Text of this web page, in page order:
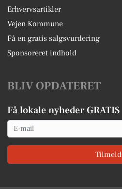
Erhvervsartikler
Vejen Kommune
Få en gratis salgsvurdering
Sponsoreret indhold
BLIV OPDATERET
Få lokale nyheder GRATIS
Email
Tilmeld